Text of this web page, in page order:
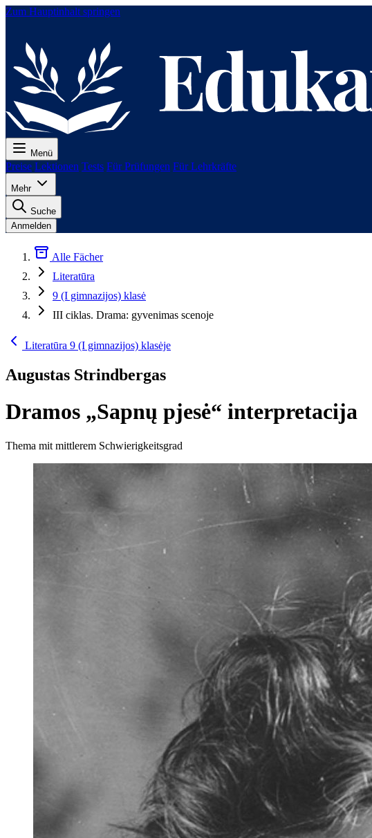
Zum Hauptinhalt springen
Menü
Preise Lektionen Tests Für Prüfungen Für Lehrkräfte
Mehr
Suche
Anmelden
Alle Fächer
Literatūra
9 (I gimnazijos) klasė
III ciklas. Drama: gyvenimas scenoje
Literatūra 9 (I gimnazijos) klasėje
Augustas Strindbergas
Dramos „Sapnų pjesė“ interpretacija
Thema mit mittlerem Schwierigkeitsgrad